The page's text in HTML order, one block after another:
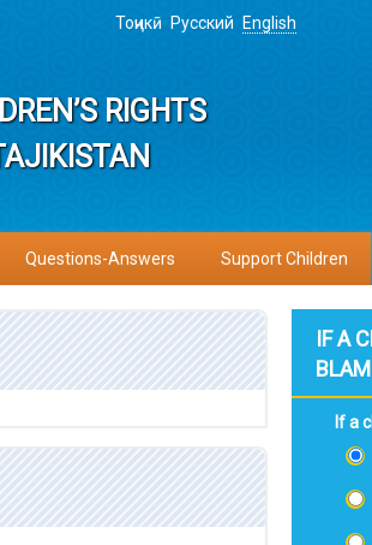
Тоҷикӣ Русский English
RIGHTS
Questions-Answers Support Children
IF A
If a